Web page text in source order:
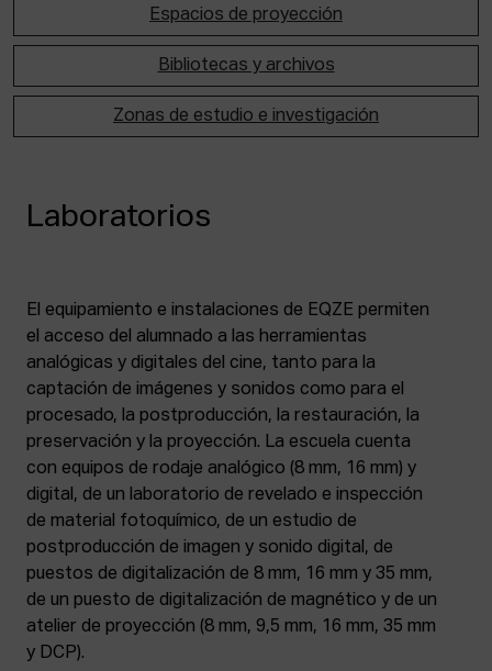
Espacios de proyección
Bibliotecas y archivos
Zonas de estudio e investigación
Laboratorios
El equipamiento e instalaciones de EQZE permiten
el acceso del alumnado a las herramientas
analógicas y digitales del cine, tanto para la
captación de imágenes y sonidos como para el
procesado, la postproducción, la restauración, la
preservación y la proyección. La escuela cuenta
con equipos de rodaje analógico (8 mm, 16 mm) y
digital, de un laboratorio de revelado e inspección
de material fotoquímico, de un estudio de
postproducción de imagen y sonido digital, de
puestos de digitalización de 8 mm, 16 mm y 35 mm,
de un puesto de digitalización de magnético y de un
atelier de proyección (8 mm, 9,5 mm, 16 mm, 35 mm
y DCP).